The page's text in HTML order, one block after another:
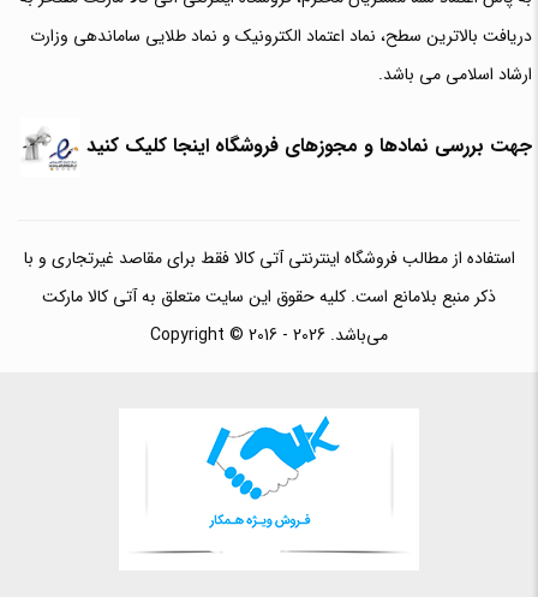
دریافت بالاترین سطح، نماد اعتماد الکترونیک و نماد طلایی ساماندهی وزارت
ارشاد اسلامی می باشد.
جهت بررسی نمادها و مجوزهای فروشگاه اینجا کلیک کنید
استفاده از مطالب فروشگاه اینترنتی آتی کالا فقط برای مقاصد غیرتجاری و با
ذکر منبع بلامانع است. کلیه حقوق این سایت متعلق به آتی کالا مارکت
می‌باشد. Copyright © 2016 - 2026